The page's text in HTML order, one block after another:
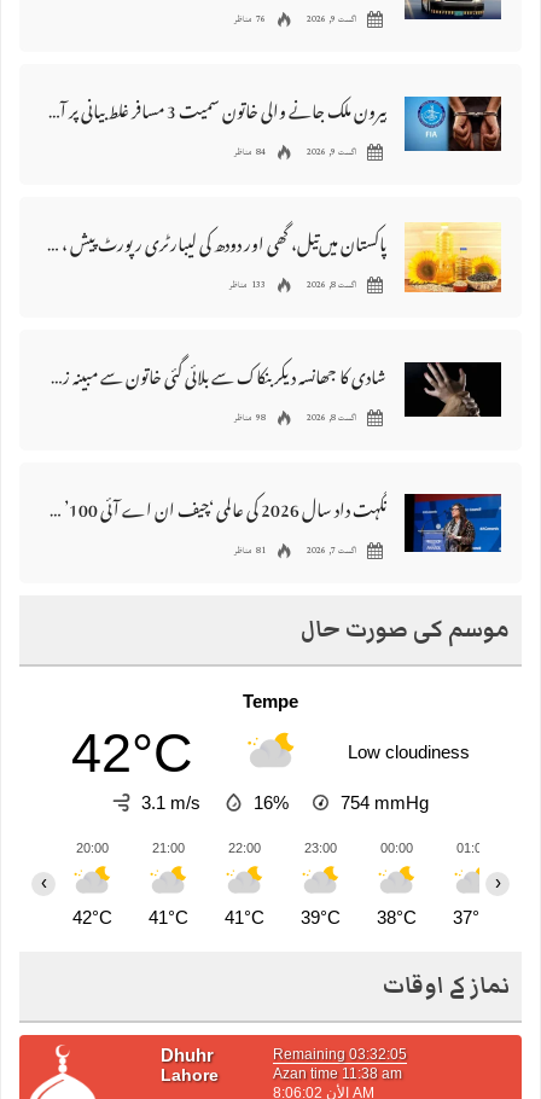
اگست 9, 2026 76 مناظر
بیرون ملک جانے والی خاتون سمیت 3 مسافر غلط بیانی پر آف لوڈ کر دئیے گئے
اگست 9, 2026 84 مناظر
پاکستان میں‌تیل، گھی اور دودھ کی لیبارٹری رپورٹ پیش ، 176 نمونے غیر معیاری قرار
اگست 8, 2026 133 مناظر
شادی کا جھانسہ دیکر بنکاک سے بلائی گئی خاتون سے مبینہ زیادتی، ملزم گرفتار
اگست 8, 2026 98 مناظر
نگہت داد سال 2026 کی عالمی ‘چیف ان اے آئی 100’ فہرست میں شامل
اگست 7, 2026 81 مناظر
موسم کی صورت حال
Tempe
42°C Low cloudiness
3.1 m/s 16% 754 mmHg
20:00
42°C
21:00
41°C
22:00
41°C
23:00
39°C
00:00
38°C
01:00
37°C
‹ ›
نماز کے اوقات